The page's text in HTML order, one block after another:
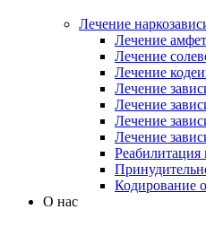
Лечение
Лечение
Лечение
Лечение
Лечение
Лечение
Лечение
Лечение
Реабилитация
Кодирование
О нас